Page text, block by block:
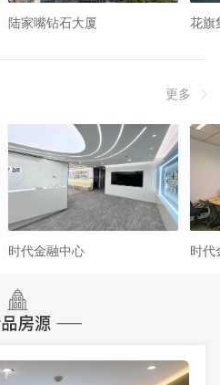
陆家嘴钻石大厦 花旗
更多
时代金融中心 时代